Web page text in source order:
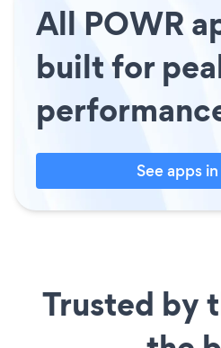
All POWR
built for
See apps
Trusted by